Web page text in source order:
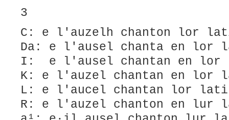
3
C: e l'auzelh chanton lor
Da: e l'ausel chanta en lor
I: e l'ausel chantan en lor
K: e l'auzel chantan en lor
L: e l'aucel chantan lor
R: e l'auzel chanton en lur